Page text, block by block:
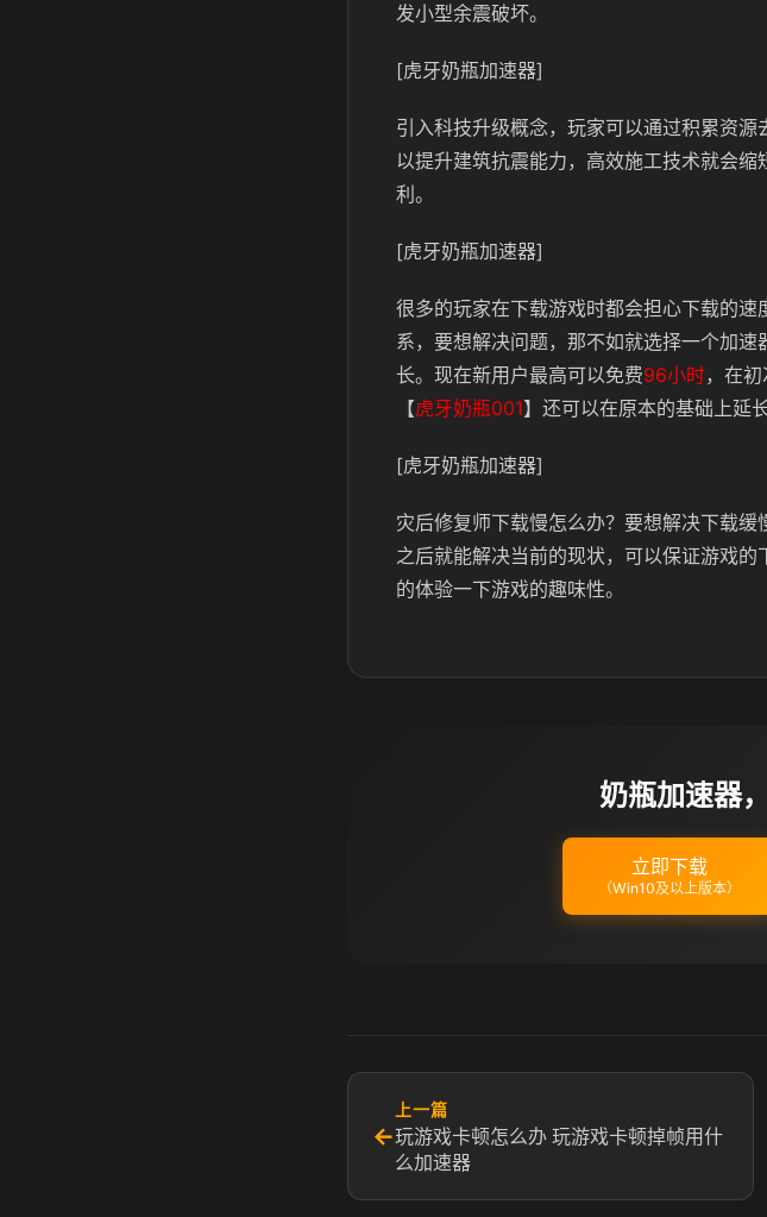
发小型余震破坏。
[虎牙奶瓶加速器]
引入科技升级概念，玩家可以通过积累资
以提升建筑抗震能力，高效施工技术就会
利。
[虎牙奶瓶加速器]
很多的玩家在下载游戏时都会担心下载的
系，要想解决问题，那不如就选择一个加
长。现在新用户最高可以免费96小时，在
【虎牙奶瓶001】还可以在原本的基础上延
[虎牙奶瓶加速器]
灾后修复师下载慢怎么办？要想解决下载
之后就能解决当前的现状，可以保证游戏
的体验一下游戏的趣味性。
奶瓶加速器
立即下载
（Win10及以上版本）
←
上一篇
玩游戏卡顿怎么办 玩游戏卡顿掉帧用什
么加速器